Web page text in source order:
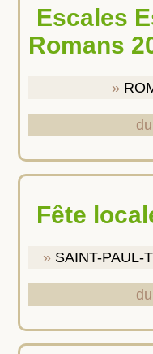
Escales Estivales
Romans
Fête
SAINT-PAUL-